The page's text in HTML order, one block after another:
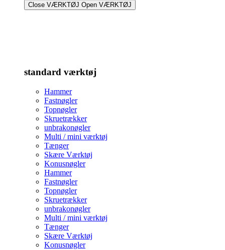
Close VÆRKTØJ Open VÆRKTØJ
standard værktøj
Hammer
Fastnøgler
Topnøgler
Skruetrækker
unbrakonøgler
Multi / mini værktøj
Tænger
Skære Værktøj
Konusnøgler
Hammer
Fastnøgler
Topnøgler
Skruetrækker
unbrakonøgler
Multi / mini værktøj
Tænger
Skære Værktøj
Konusnøgler